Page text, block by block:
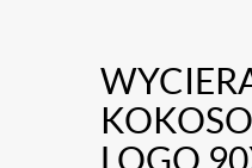
LOGO